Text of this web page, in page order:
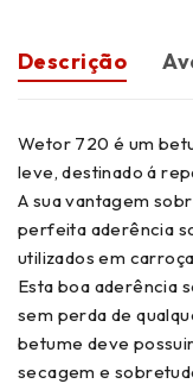
Descrição
Wetor 720 é um
leve, destinado á
A sua vantagem
perfeita aderência
utilizados em
Esta boa aderência
sem perda de
betume deve
secagem e